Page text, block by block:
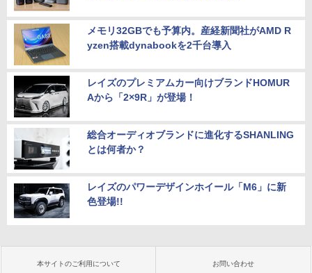
メモリ32GBでも予算内。産経新聞社がAMD R
yzen搭載dynabookを2千台導入
レイズのプレミアムカー向けブランドHOMUR
Aから「2×9R」が登場！
総合オーディオブランドに進化するSHANLING
とは何者か？
レイズのパワーデザインホイール「M6」に新
色登場!!
本サイトのご利用について お問い合わせ